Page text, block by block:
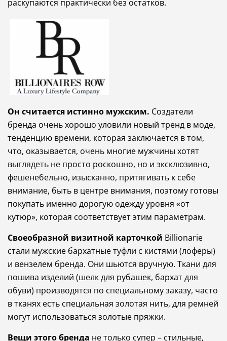
раскупаются практически без остатков.
Он считается истинно мужским. Создатели
бренда оченьхорошо уловили новый тренд в моде,
тенденцию времени, которая заключается втом,
что, оказывается, очень многие мужчины хотят
выглядеть не просто роскошно, но и эксклюзивно,
фешенебельно, изысканно, притягивать к себе
внимание, быть в центре внимания, поэтому готовы
покупать именно дорогую одеждууровня «от
кутюр», которая соответствуетэтим параметрам.
Своеобразной визитной карточкой Billionarie
стали мужские бархатныетуфли с кистями (лоферы)
и вензелем бренда. Они шьются вручную. Ткани для
пошива изделий (шелкдля рубашек, бархатдля
обуви) производятся по специальномузаказу, часто
втканях есть специальная золотая нить, для ремней
могут использоваться золотые пряжки.
Вещи этогобренда нетолько супер – стильные,